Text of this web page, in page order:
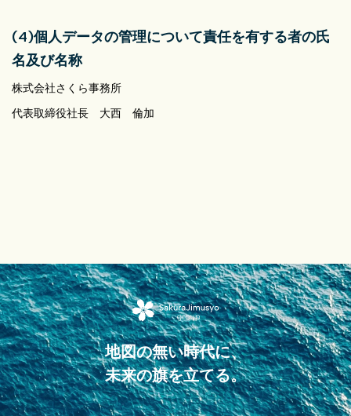
(4)個人データの管理について責任を有する者の氏
名及び名称
株式会社さくら事務所
代表取締役社長 大西 倫加
地図の無い時代に、
未来の旗を立てる。